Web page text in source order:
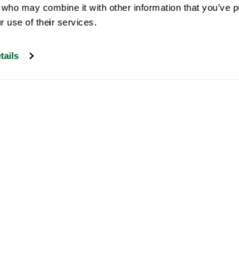
may combine it with other information that you’ve
use of their services.